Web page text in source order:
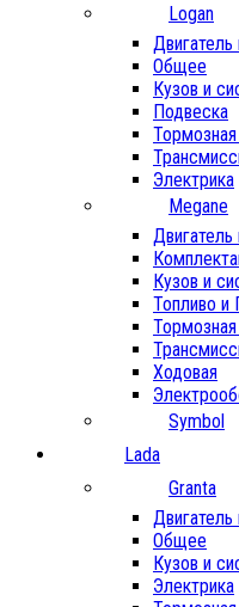
Logan
Общее
Кузов и
Подвеска
Электрика
Megane
Кузов и
Топливо и
Ходовая
Symbol
Lada
Granta
Общее
Кузов и
Электрика